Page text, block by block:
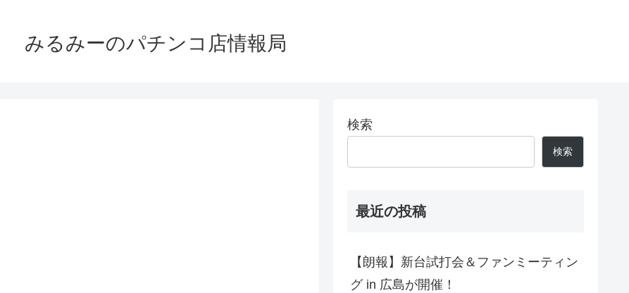
みるみーのパチンコ店情報局
検索
検索
最近の投稿
【朗報】新台試打会＆ファンミーティン
グ in 広島が開催！